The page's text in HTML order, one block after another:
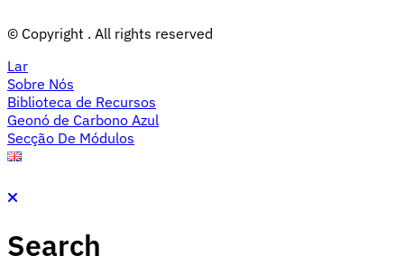
© Copyright . All rights reserved
Lar
Sobre Nós
Biblioteca de Recursos
Geonó de Carbono Azul
Secção De Módulos
Search